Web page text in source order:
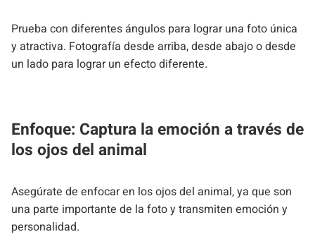
Prueba con diferentes ángulos para lograr una foto única
y atractiva. Fotografía desde arriba, desde abajo o desde
un lado para lograr un efecto diferente.
Enfoque: Captura la emoción a través de
los ojos del animal
Asegúrate de enfocar en los ojos del animal, ya que son
una parte importante de la foto y transmiten emoción y
personalidad.